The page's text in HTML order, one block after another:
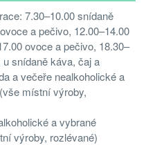
7.30–10.00 snídaně
a pečivo, 12.00–14.00
ovoce a pečivo, 18.30–
snídaně káva, čaj a
a večeře nealkoholické a
místní výroby,
a vybrané
výroby, rozlévané)